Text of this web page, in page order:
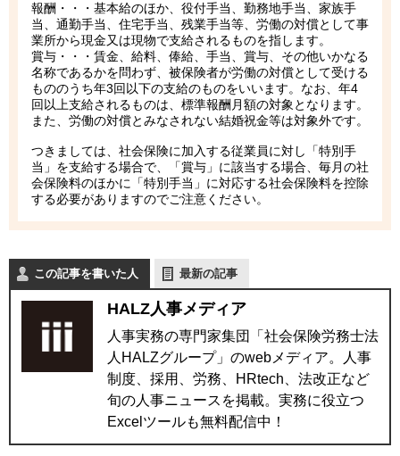
報酬・・・基本給のほか、役付手当、勤務地手当、家族手
当、通勤手当、住宅手当、残業手当等、労働の対償として事
業所から現金又は現物で支給されるものを指します。
賞与・・・賃金、給料、俸給、手当、賞与、その他いかなる
名称であるかを問わず、被保険者が労働の対償として受ける
もののうち年3回以下の支給のものをいいます。なお、年4
回以上支給されるものは、標準報酬月額の対象となります。
また、労働の対償とみなされない結婚祝金等は対象外です。
つきましては、社会保険に加入する従業員に対し「特別手
当」を支給する場合で、「賞与」に該当する場合、毎月の社
会保険料のほかに「特別手当」に対応する社会保険料を控除
する必要がありますのでご注意ください。
この記事を書いた人 最新の記事
HALZ人事メディア
人事実務の専門家集団「社会保険労務士法
人HALZグループ」のwebメディア。人事
制度、採用、労務、HRtech、法改正など
旬の人事ニュースを掲載。実務に役立つ
Excelツールも無料配信中！